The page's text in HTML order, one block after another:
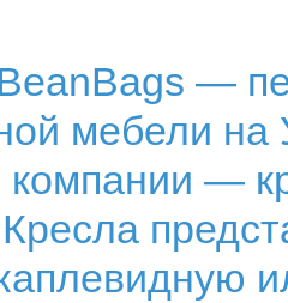
—
мебели на
компании —